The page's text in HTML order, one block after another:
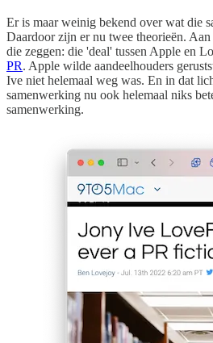
Er is maar weinig bekend over wat die
Daardoor zijn er nu twee theorieën.
die zeggen: die 'deal' tussen Apple en
PR. Apple wilde aandeelhouders
Ive niet helemaal weg was. En in dat
samenwerking nu ook helemaal niks
samenwerking.